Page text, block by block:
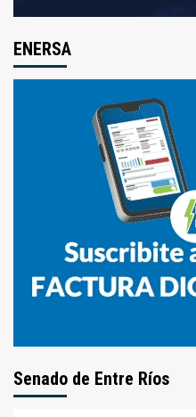
ENERSA
Senado de Entre Ríos